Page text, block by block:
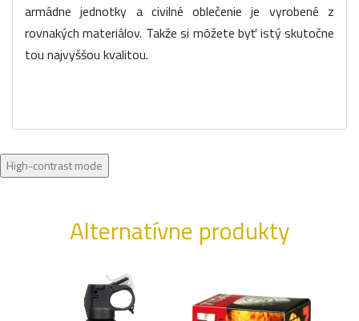
armádne jednotky a civilné oblečenie je vyrobené z
rovnakých materiálov. Takže si môžete byť istý skutočne
tou najvyššou kvalitou.
High-contrast mode
Alternatívne produkty